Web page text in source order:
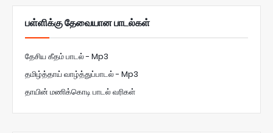
பள்ளிக்கு தேவையான பாடல்கள்
தேசிய கீதம் பாடல் - Mp3
தமிழ்த்தாய் வாழ்த்துப்பாடல் - Mp3
தாயின் மணிக்கொடி பாடல் வரிகள்